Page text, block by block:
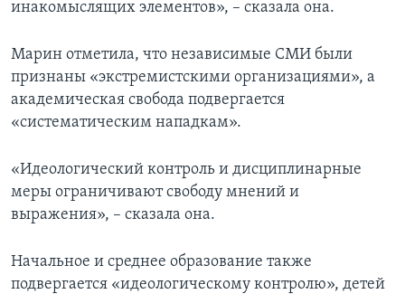
инакомыслящих элементов», – сказала она.
Марин отметила, что независимые СМИ были
признаны «экстремистскими организациями», а
академическая свобода подвергается
«систематическим нападкам».
«Идеологический контроль и дисциплинарные
меры ограничивают свободу мнений и
выражения», – сказала она.
Начальное и среднее образование также
подвергается «идеологическому контролю», детей